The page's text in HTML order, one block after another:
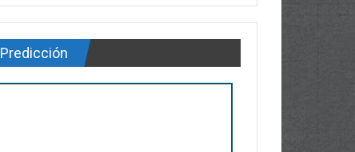
Predicción